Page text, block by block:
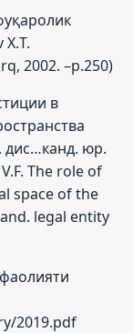
2002. –р.250)
в
дис…канд. юр.
The role of
space of the
legal entity
2019.pdf